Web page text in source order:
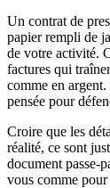
Un contrat de
papier rempli de
de votre activité.
factures qui
comme en
pensée pour
Croire que les
réalité, ce sont
document passe-
vous comme